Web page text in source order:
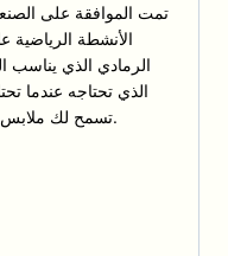
تمت الموافقة على
الأنشطة الرياضية
الرمادي الذي يناسب
الذي تحتاجه عندما
تسمح لك ملابس التمرين لدينا بمظهر أنيق أثناء التمرين.